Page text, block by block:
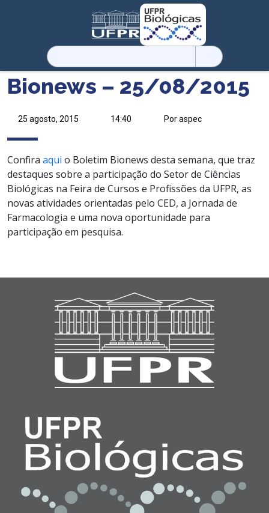
Pesquisar
por:
Bionews – 25/08/2015
25 agosto, 2015 14:40 Por aspec
Confira aqui o Boletim Bionews desta semana, que traz
destaques sobre a participação do Setor de Ciências
Biológicas na Feira de Cursos e Profissões da UFPR, as
novas atividades orientadas pelo CED, a Jornada de
Farmacologia e uma nova oportunidade para
participação em pesquisa.